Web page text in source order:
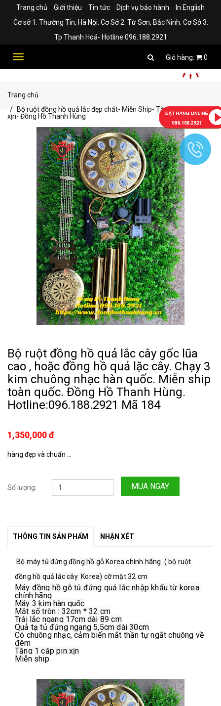
Trang chủ Giới thiệu Tin tức Dịch vụ bảo hành
In English
Cơ sở 1: Thường Tín, Hà Nội. Cơ Sở 2: Từ Sơn, Bắc Ninh. Cơ Sở 3:
Tp Thanh Hoá- Hotline:096.188.2921
Toggle
0
Trang chủ
Bộ ruột đồng hồ quả lắc đẹp chất- Miễn Ship- Tặng kèm pin
xịn- Đồng Hồ Thanh Hùng
Bộ ruột đồng hồ quả lắc cây gốc lũa
cao , hoặc đồng hồ quả lặc cây. Chạy 3
kim chuông nhạc hàn quốc. Miễn ship
toàn quốc. Đồng Hồ Thanh Hùng.
Hotline:096.188.2921 Mã 184
1,350,000 đ
hàng đẹp và chuẩn ...
Số lượng: MUA NGAY
THÔNG TIN SẢN PHẨM NHẬN XÉT
Bộ máy tủ đứng đồng hồ gỗ Korea chính hãng  ( bộ ruột
đồng hồ quả lắc cây  Korea) cỡ mặt 32 cm
Máy đồng hồ gỗ tủ đứng quả lắc nhập khẩu từ korea
chính hãng
Máy 3 kim hàn quốc
Mặt số tròn : 32cm * 32 cm
Trái lắc ngang 17cm dài 89 cm
Quả tạ tủ đứng ngang 5,5cm dài 30cm
Có chuông nhạc, cảm biến mắt thần tự ngắt chuông về
đêm
Tặng 1 cặp pin xịn
Miễn ship